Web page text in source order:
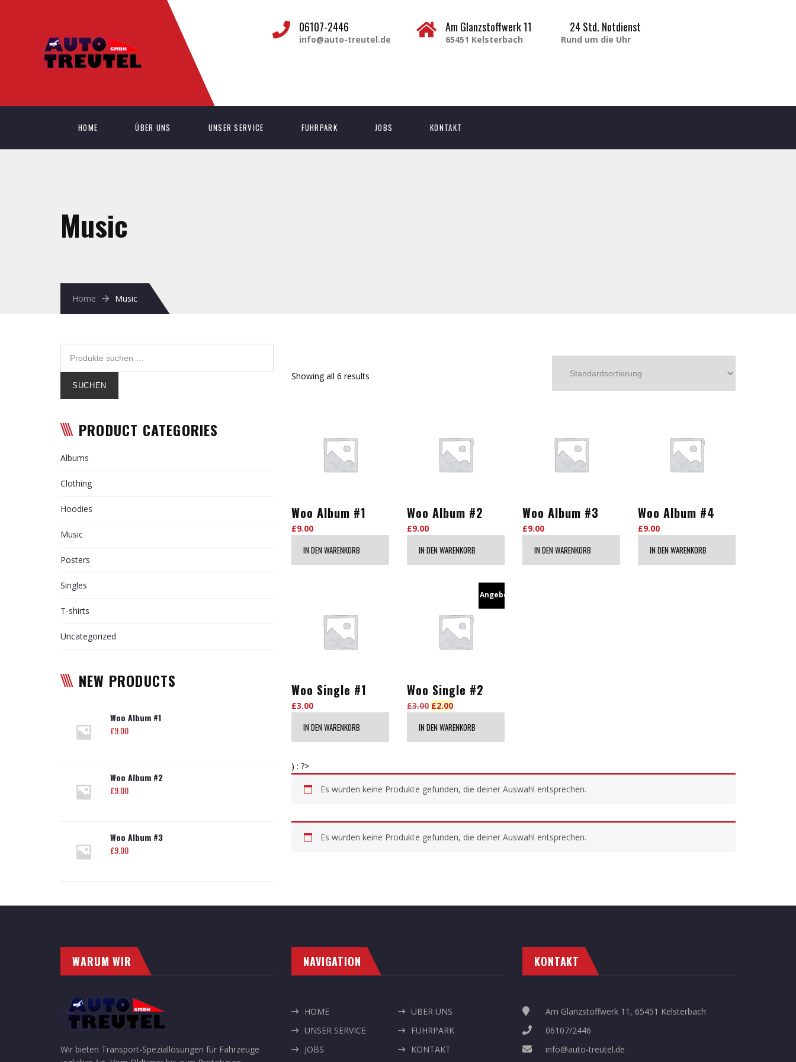
06107-2446
info@auto-treutel.de
Am Glanzstoffwerk 11
65451 Kelsterbach
24 Std. Notdienst
Rund um die Uhr
HOME ÜBER UNS UNSER SERVICE FUHRPARK JOBS KONTAKT
Music
Home Music
SUCHEN
PRODUCT CATEGORIES
Albums
Clothing
Hoodies
Music
Posters
Singles
T-shirts
Uncategorized
NEW PRODUCTS
Woo Album #1
£9.00
Woo Album #2
£9.00
Woo Album #3
£9.00
Showing all 6 results
Woo Album #1
£9.00
IN DEN WARENKORB
Woo Album #2
£9.00
IN DEN WARENKORB
Woo Album #3
£9.00
IN DEN WARENKORB
Woo Album #4
£9.00
IN DEN WARENKORB
Woo Single #1
£3.00
IN DEN WARENKORB
Angebot!
Woo Single #2
£3.00 Ursprünglicher
war:
£3.00
£2.00Aktueller
ist:
£2.00.
IN DEN WARENKORB
) : ?>
Es wurden keine Produkte gefunden, die deiner Auswahl entsprechen.
Es wurden keine Produkte gefunden, die deiner Auswahl entsprechen.
WARUM WIR
Wir bieten Transport-Speziallösungen für Fahrzeuge
NAVIGATION
HOME
ÜBER UNS
UNSER SERVICE
FUHRPARK
JOBS
KONTAKT
KONTAKT
Am Glanzstoffwerk 11, 65451 Kelsterbach
06107/2446
info@auto-treutel.de